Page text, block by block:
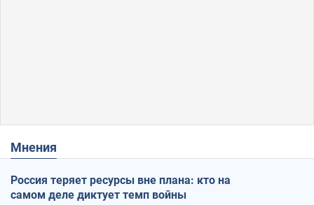
Мнения
Россия теряет ресурсы вне плана: кто на
самом деле диктует темп войны